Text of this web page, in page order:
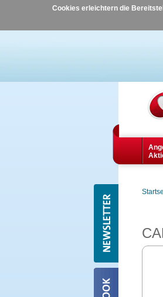
Cookies erleichtern die